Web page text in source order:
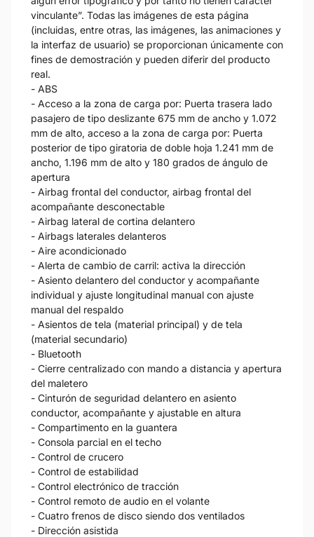
vinculante”. Todas las imágenes de esta página
(incluidas, entre otras, las imágenes, las animaciones y
la interfaz de usuario) se proporcionan únicamente con
fines de demostración y pueden diferir del producto
real.
- ABS
- Acceso a la zona de carga por: Puerta trasera lado
pasajero de tipo deslizante 675 mm de ancho y 1.072
mm de alto, acceso a la zona de carga por: Puerta
posterior de tipo giratoria de doble hoja 1.241 mm de
ancho, 1.196 mm de alto y 180 grados de ángulo de
apertura
- Airbag frontal del conductor, airbag frontal del
acompañante desconectable
- Airbag lateral de cortina delantero
- Airbags laterales delanteros
- Aire acondicionado
- Alerta de cambio de carril: activa la dirección
- Asiento delantero del conductor y acompañante
individual y ajuste longitudinal manual con ajuste
manual del respaldo
- Asientos de tela (material principal) y de tela
(material secundario)
- Bluetooth
- Cierre centralizado con mando a distancia y apertura
del maletero
- Cinturón de seguridad delantero en asiento
conductor, acompañante y ajustable en altura
- Compartimento en la guantera
- Consola parcial en el techo
- Control de crucero
- Control de estabilidad
- Control electrónico de tracción
- Control remoto de audio en el volante
- Cuatro frenos de disco siendo dos ventilados
- Dirección asistida